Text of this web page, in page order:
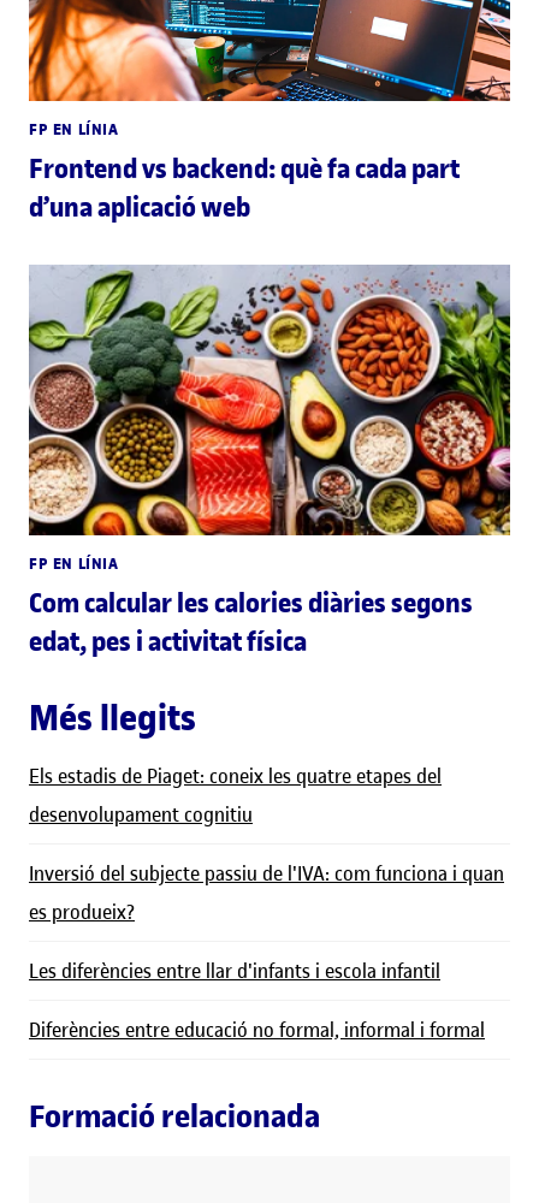
FP EN LÍNIA
Frontend vs backend: què fa cada part
d’una aplicació web
FP EN LÍNIA
Com calcular les calories diàries segons
edat, pes i activitat física
Més llegits
Els estadis de Piaget: coneix les quatre etapes del
desenvolupament cognitiu
Inversió del subjecte passiu de l'IVA: com funciona i quan
es produeix?
Les diferències entre llar d'infants i escola infantil
Diferències entre educació no formal, informal i formal
Formació relacionada